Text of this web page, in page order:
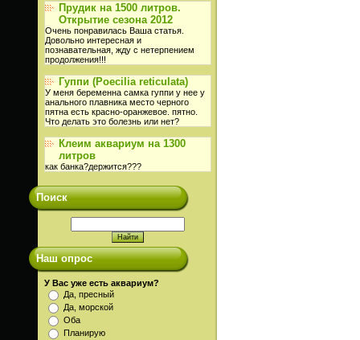
Прудик на 1500 литров.
Открытие сезона 2012
Очень понравилась Ваша статья.
Довольно интересная и
познавательная, жду с нетерпением
продолжения!!!
Гуппи (Poecilia reticulata)
У меня беременна самка гуппи у нее у
анального плавника место черного
пятна есть красно-оранжевое. пятно.
Что делать это болезнь или нет?
Клеим аквариум на 1300
литров
как банка?держится???
Поиск
Наш опрос
У Вас уже есть аквариум?
Да, пресный
Да, морской
Оба
Планирую